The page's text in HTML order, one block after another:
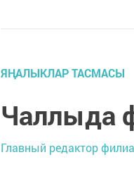
ЯҢАЛЫКЛАР ТАСМАСЫ
Чаллыда
Главный редактор